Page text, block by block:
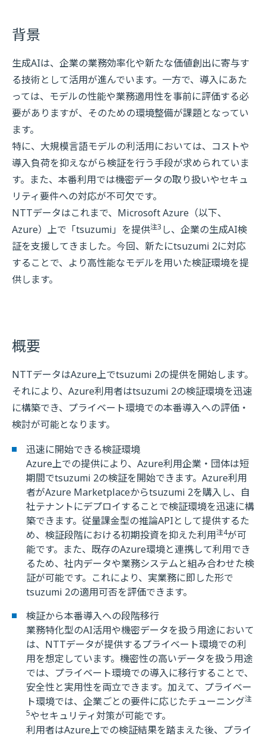
背景
生成AIは、企業の業務効率化や新たな価値創出に寄与す
る技術として活用が進んでいます。一方で、導入にあた
っては、モデルの性能や業務適用性を事前に評価する必
要がありますが、そのための環境整備が課題となってい
ます。
特に、大規模言語モデルの利活用においては、コストや
導入負荷を抑えながら検証を行う手段が求められていま
す。また、本番利用では機密データの取り扱いやセキュ
リティ要件への対応が不可欠です。
NTTデータはこれまで、Microsoft Azure（以下、
Azure）上で「tsuzumi」を提供注3 し、企業の生成AI検
証を支援してきました。今回、新たにtsuzumi 2に対応
することで、より高性能なモデルを用いた検証環境を提
供します。
概要
NTTデータはAzure上でtsuzumi 2の提供を開始します。
それにより、Azure利用者はtsuzumi 2の検証環境を迅速
に構築でき、プライベート環境での本番導入への評価・
検討が可能となります。
迅速に開始できる検証環境
Azure上での提供により、Azure利用企業・団体は短
期間でtsuzumi 2の検証を開始できます。Azure利用
者がAzure Marketplaceからtsuzumi 2を購入し、自
社テナントにデプロイすることで検証環境を迅速に構
築できます。従量課金型の推論APIとして提供するた
め、検証段階における初期投資を抑えた利用注4が可
能です。また、既存のAzure環境と連携して利用でき
るため、社内データや業務システムと組み合わせた検
証が可能です。これにより、実業務に即した形で
tsuzumi 2の適用可否を評価できます。
検証から本番導入への段階移行
業務特化型のAI活用や機密データを扱う用途において
は、NTTデータが提供するプライベート環境での利
用を想定しています。機密性の高いデータを扱う用途
では、プライベート環境での導入に移行することで、
安全性と実用性を両立できます。加えて、プライベー
ト環境では、企業ごとの要件に応じたチューニング注
5やセキュリティ対策が可能です。
利用者はAzure上での検証結果を踏まえた後、プライ